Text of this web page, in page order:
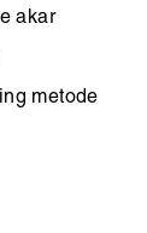
akar
metode